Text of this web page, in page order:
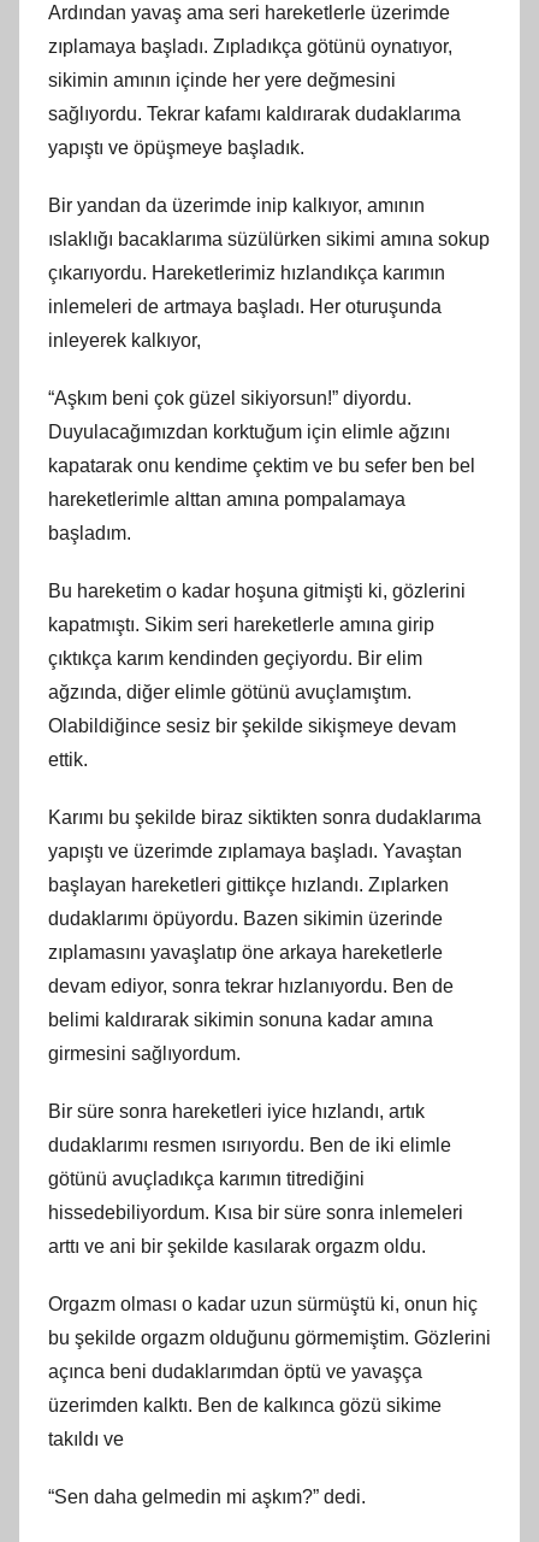
Ardından yavaş ama seri hareketlerle üzerimde
zıplamaya başladı. Zıpladıkça götünü oynatıyor,
sikimin amının içinde her yere değmesini
sağlıyordu. Tekrar kafamı kaldırarak dudaklarıma
yapıştı ve öpüşmeye başladık.
Bir yandan da üzerimde inip kalkıyor, amının
ıslaklığı bacaklarıma süzülürken sikimi amına sokup
çıkarıyordu. Hareketlerimiz hızlandıkça karımın
inlemeleri de artmaya başladı. Her oturuşunda
inleyerek kalkıyor,
“Aşkım beni çok güzel sikiyorsun!” diyordu.
Duyulacağımızdan korktuğum için elimle ağzını
kapatarak onu kendime çektim ve bu sefer ben bel
hareketlerimle alttan amına pompalamaya
başladım.
Bu hareketim o kadar hoşuna gitmişti ki, gözlerini
kapatmıştı. Sikim seri hareketlerle amına girip
çıktıkça karım kendinden geçiyordu. Bir elim
ağzında, diğer elimle götünü avuçlamıştım.
Olabildiğince sesiz bir şekilde sikişmeye devam
ettik.
Karımı bu şekilde biraz siktikten sonra dudaklarıma
yapıştı ve üzerimde zıplamaya başladı. Yavaştan
başlayan hareketleri gittikçe hızlandı. Zıplarken
dudaklarımı öpüyordu. Bazen sikimin üzerinde
zıplamasını yavaşlatıp öne arkaya hareketlerle
devam ediyor, sonra tekrar hızlanıyordu. Ben de
belimi kaldırarak sikimin sonuna kadar amına
girmesini sağlıyordum.
Bir süre sonra hareketleri iyice hızlandı, artık
dudaklarımı resmen ısırıyordu. Ben de iki elimle
götünü avuçladıkça karımın titrediğini
hissedebiliyordum. Kısa bir süre sonra inlemeleri
arttı ve ani bir şekilde kasılarak orgazm oldu.
Orgazm olması o kadar uzun sürmüştü ki, onun hiç
bu şekilde orgazm olduğunu görmemiştim. Gözlerini
açınca beni dudaklarımdan öptü ve yavaşça
üzerimden kalktı. Ben de kalkınca gözü sikime
takıldı ve
“Sen daha gelmedin mi aşkım?” dedi.